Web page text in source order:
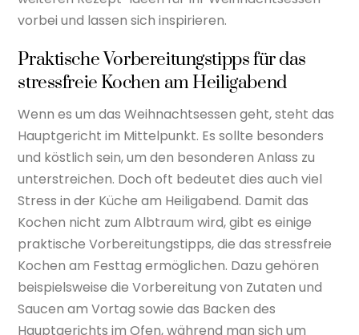
vorbei und lassen sich inspirieren.
Praktische Vorbereitungstipps für das
stressfreie Kochen am Heiligabend
Wenn es um das Weihnachtsessen geht, steht das
Hauptgericht im Mittelpunkt. Es sollte besonders
und köstlich sein, um den besonderen Anlass zu
unterstreichen. Doch oft bedeutet dies auch viel
Stress in der Küche am Heiligabend. Damit das
Kochen nicht zum Albtraum wird, gibt es einige
praktische Vorbereitungstipps, die das stressfreie
Kochen am Festtag ermöglichen. Dazu gehören
beispielsweise die Vorbereitung von Zutaten und
Saucen am Vortag sowie das Backen des
Hauptgerichts im Ofen, während man sich um